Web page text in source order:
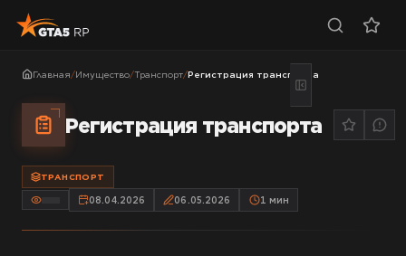
Главная/Имущество/Транспорт/Регистрация транспорта
Регистрация транспорта
ТРАНСПОРТ
08.04.2026 06.05.2026 1 мин